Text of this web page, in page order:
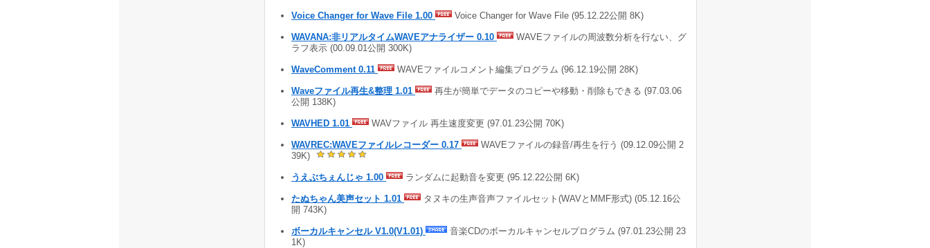
Voice Changer for Wave File 1.00 Voice Changer for Wave File (95.12.22公開 8K)
WAVANA:非リアルタイムWAVEアナライザー 0.10
WAVEファイルの周波数分析を行ない、グ
ラフ表示 (00.09.01公開 300K)
WaveComment 0.11 WAVEファイルコメント編集プログラム (96.12.19公開 28K)
Waveファイル再生&整理 1.01
再生が簡単でデータのコピーや移動・削除もできる (97.03.06
公開 138K)
WAVHED 1.01 WAVファイル 再生速度変更 (97.01.23公開 70K)
WAVREC:WAVEファイルレコーダー 0.17
WAVEファイルの録音/再生を行う (09.12.09公開 2
39K)
うえぶちぇんじゃ 1.00 ランダムに起動音を変更 (95.12.22公開 6K)
たぬちゃん美声セット 1.01
タヌキの生声音声ファイルセット(WAVとMMF形式) (05.12.16公
開 743K)
ボーカルキャンセル V1.0(V1.01)
音楽CDのボーカルキャンセルプログラム (97.01.23公開 23
1K)